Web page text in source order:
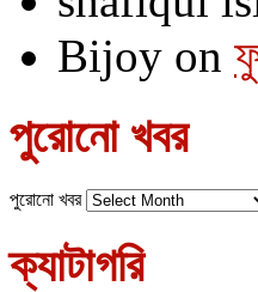
Bijoy on
পুরোনো খবর
পুরোনো খবর
ক্যাটাগরি